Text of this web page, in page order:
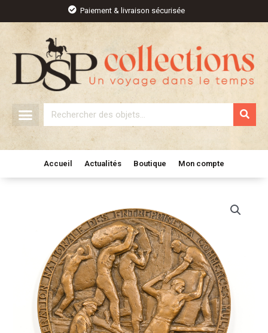
contenu
Paiement & livraison sécurisée
Rechercher
Accueil Actualités Boutique Mon compte